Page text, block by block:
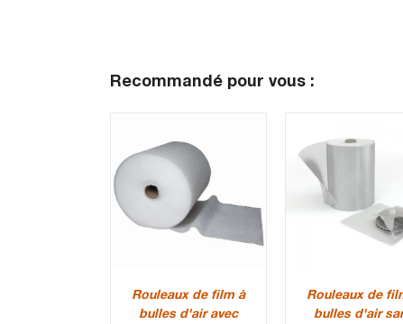
Recommandé pour vous :
Rouleaux de film à
bulles d'air avec
Rouleaux de
bulles d'air